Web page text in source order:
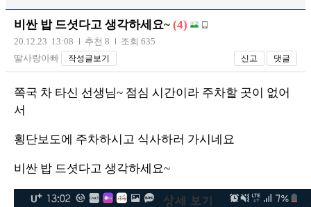
비싼 밥 드셧다고 생각하세요~ (4)
20.12.23 13:08 추천 8
조회 635
딸사랑아빠
작성글보기 신고 댓글
쪽국 차 타신 선생님~ 점심 시간이라 주차할 곳이 없어
서
횡단보도에 주차하시고 식사하러 가시네요
비싼 밥 드셧다고 생각하세요~